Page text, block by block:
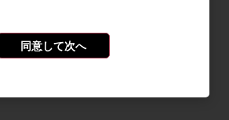
円。
にて確認可能です）
の場合は御社名とご担当者のお名前）
同意して次へ